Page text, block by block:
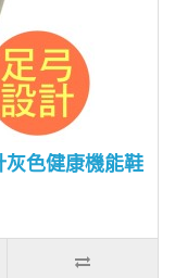
色健康機能鞋